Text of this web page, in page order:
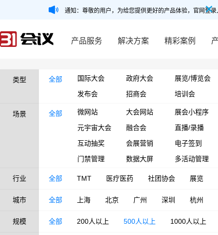
通知：尊敬的用户，为给您提供更好的产品体验，官网登
产品服务 解决方案 精彩案例
类型 全部 国际大会 政府大会
展览/博览会
发布会
招商会 培训会
场景 全部 微网站 大会网站
展会小程序
元宇宙大会
融合会
直播/录播
互动抽奖
会展营销
电子签到
门禁管理
数据大屏 多活动管理
行业 全部 TMT 医疗医药 社团协会 展览
城市 全部 上海 北京 广州 深圳 杭州
规模 全部 200人以上 500人以上 1000人以上